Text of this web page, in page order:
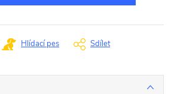
Hlídací pes Sdílet